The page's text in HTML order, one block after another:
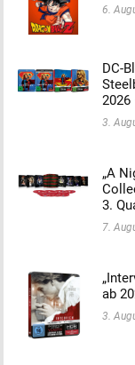
6.
DC-
2026
3.
„A
3.
7.
ab
3.